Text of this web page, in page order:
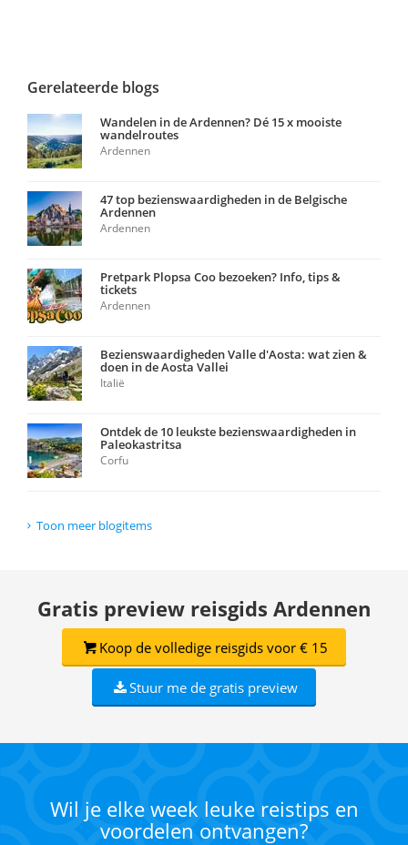
Gerelateerde blogs
Wandelen in de Ardennen? Dé 15 x mooiste
wandelroutes
Ardennen
47 top bezienswaardigheden in de Belgische
Ardennen
Ardennen
Pretpark Plopsa Coo bezoeken? Info, tips &
tickets
Ardennen
Bezienswaardigheden Valle d'Aosta: wat zien &
doen in de Aosta Vallei
Italië
Ontdek de 10 leukste bezienswaardigheden in
Paleokastritsa
Corfu
Toon meer blogitems
Gratis preview reisgids Ardennen
Koop de volledige reisgids voor € 15
Stuur me de gratis preview
Wil je elke week leuke reistips en
voordelen ontvangen?